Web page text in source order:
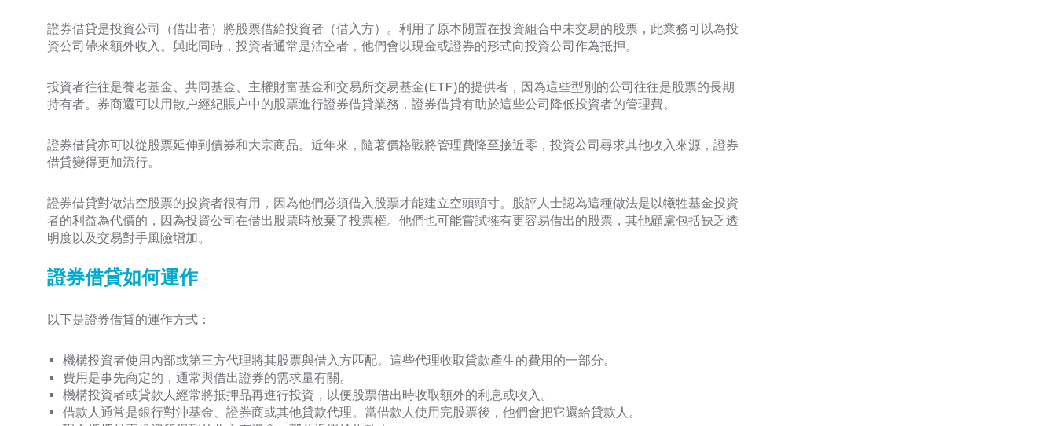
證券借貸是投資公司（借出者）將股票借給投資者（借入方）。利用了原本閒置在投資組合中未交易的股票，此業務可以為投
資公司帶來額外收入。與此同時，投資者通常是沽空者，他們會以現金或證券的形式向投資公司作為抵押。
投資者往往是養老基金、共同基金、主權財富基金和交易所交易基金(ETF)的提供者，因為這些型別的公司往往是股票的長期
持有者。券商還可以用散户經紀賬户中的股票進行證券借貸業務，證券借貸有助於這些公司降低投資者的管理費。
證券借貸亦可以從股票延伸到債券和大宗商品。近年來，隨著價格戰將管理費降至接近零，投資公司尋求其他收入來源，證券
借貸變得更加流行。
證券借貸對做沽空股票的投資者很有用，因為他們必須借入股票才能建立空頭頭寸。股評人士認為這種做法是以犧牲基金投資
者的利益為代價的，因為投資公司在借出股票時放棄了投票權。他們也可能嘗試擁有更容易借出的股票，其他顧慮包括缺乏透
明度以及交易對手風險增加。
證券借貸如何運作
以下是證券借貸的運作方式：
機構投資者使用內部或第三方代理將其股票與借入方匹配。這些代理收取貸款產生的費用的一部分。
費用是事先商定的，通常與借出證券的需求量有關。
機構投資者或貸款人經常將抵押品再進行投資，以便股票借出時收取額外的利息或收入。
借款人通常是銀行對沖基金、證券商或其他貸款代理。當借款人使用完股票後，他們會把它還給貸款人。